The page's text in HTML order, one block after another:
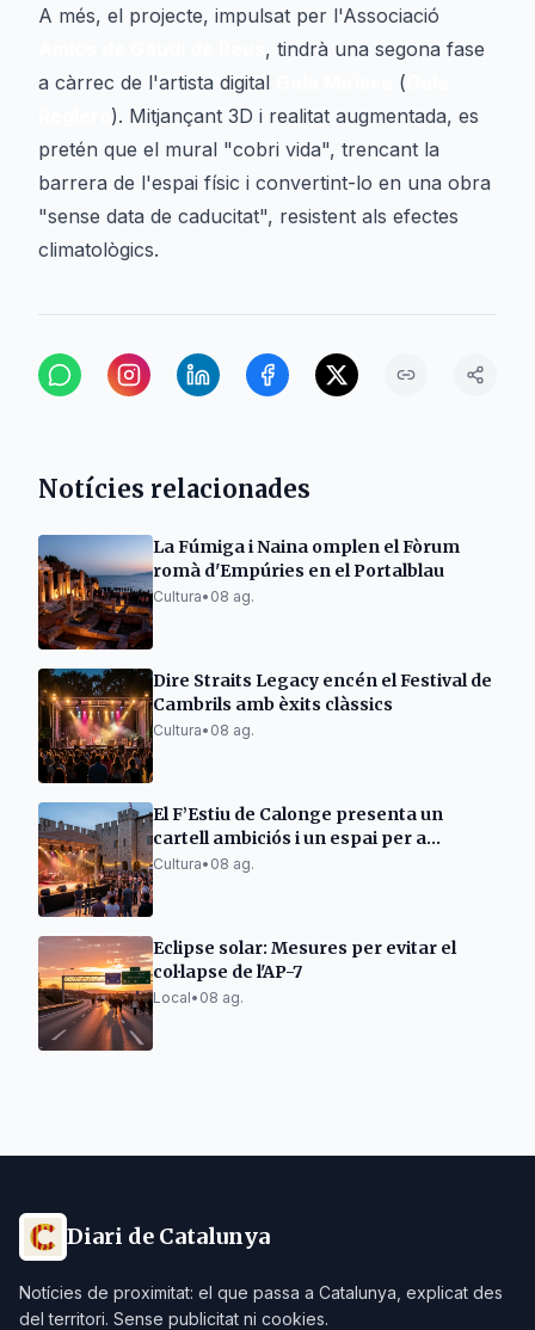
A més, el projecte, impulsat per l'Associació
, tindrà una segona fase
a càrrec de l'artista digital
(
). Mitjançant 3D i realitat augmentada, es
pretén que el mural "cobri vida", trencant la
barrera de l'espai físic i convertint-lo en una obra
"sense data de caducitat", resistent als efectes
climatològics.
Notícies relacionades
La Fúmiga i Naina omplen el Fòrum
romà d'Empúries en el Portalblau
Cultura• 08 ag.
Dire Straits Legacy encén el Festival de
Cambrils amb èxits clàssics
Cultura• 08 ag.
El F’Estiu de Calonge presenta un
cartell ambiciós i un espai per a
emergents
Cultura• 08 ag.
Eclipse solar: Mesures per evitar el
col·lapse de l'AP-7
Local• 08 ag.
Diari de Catalunya
Notícies de proximitat: el que passa a Catalunya, explicat des
del territori. Sense publicitat ni cookies.